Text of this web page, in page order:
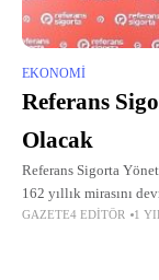
EKONOMI
Referans
Olacak
Referans Sigorta
162 yıllık mirasını
marka oluşturuyoruz.
GAZETE4 EDITÖR